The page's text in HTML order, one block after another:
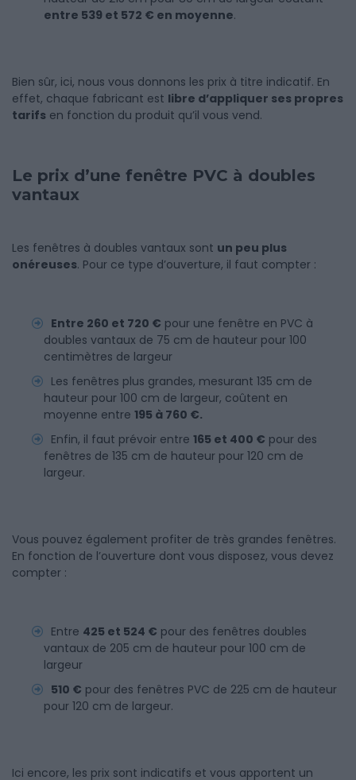
entre 539 et 572 € en moyenne.
Bien sûr, ici, nous vous donnons les prix à titre indicatif. En
effet, chaque fabricant est libre d’appliquer ses propres
tarifs en fonction du produit qu’il vous vend.
Le prix d’une fenêtre PVC à doubles
vantaux
Les fenêtres à doubles vantaux sont un peu plus
onéreuses. Pour ce type d’ouverture, il faut compter :
Entre 260 et 720 € pour une fenêtre en PVC à
doubles vantaux de 75 cm de hauteur pour 100
centimètres de largeur
Les fenêtres plus grandes, mesurant 135 cm de
hauteur pour 100 cm de largeur, coûtent en
moyenne entre 195 à 760 €.
Enfin, il faut prévoir entre 165 et 400 € pour des
fenêtres de 135 cm de hauteur pour 120 cm de
largeur.
Vous pouvez également profiter de très grandes fenêtres.
En fonction de l’ouverture dont vous disposez, vous devez
compter :
Entre 425 et 524 € pour des fenêtres doubles
vantaux de 205 cm de hauteur pour 100 cm de
largeur
510 € pour des fenêtres PVC de 225 cm de hauteur
pour 120 cm de largeur.
Ici encore, les prix sont indicatifs et vous apportent un